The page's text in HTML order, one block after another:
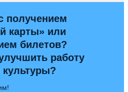
получением
карты» или
билетов?
работу